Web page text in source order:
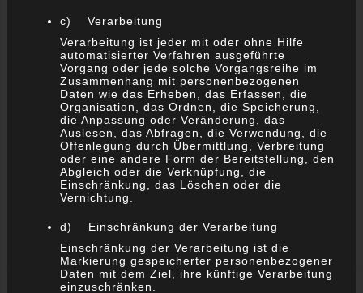
Integer non cursus dui
Februar 18, 2016
Lorem ipsum dolor sit amet
Februar 18, 2016
c) Verarbeitung
Verarbeitung ist jeder mit oder ohne Hilfe
automatisierter Verfahren ausgeführte
Vorgang oder jede solche Vorgangsreihe im
Zusammenhang mit personenbezogenen
Daten wie das Erheben, das Erfassen, die
Organisation, das Ordnen, die Speicherung,
die Anpassung oder Veränderung, das
Auslesen, das Abfragen, die Verwendung, die
Offenlegung durch Übermittlung, Verbreitung
oder eine andere Form der Bereitstellung, den
Abgleich oder die Verknüpfung, die
Einschränkung, das Löschen oder die
Vernichtung.
d) Einschränkung der Verarbeitung
Einschränkung der Verarbeitung ist die
Markierung gespeicherter personenbezogener
Daten mit dem Ziel, ihre künftige Verarbeitung
einzuschränken.